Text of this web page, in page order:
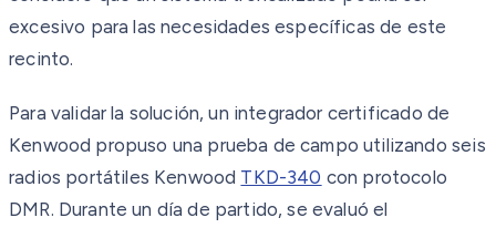
excesivo para las necesidades específicas de este
recinto.
Para validar la solución, un integrador certificado de
Kenwood propuso una prueba de campo utilizando seis
radios portátiles Kenwood TKD-340 con protocolo
DMR. Durante un día de partido, se evaluó el